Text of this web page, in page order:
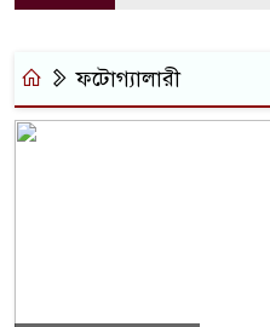
ফটোগ্যালারী